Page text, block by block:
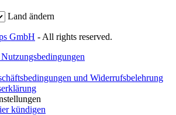
Land ändern
GmbH - All rights reserved.
und Widerrufsbelehrung
kündigen